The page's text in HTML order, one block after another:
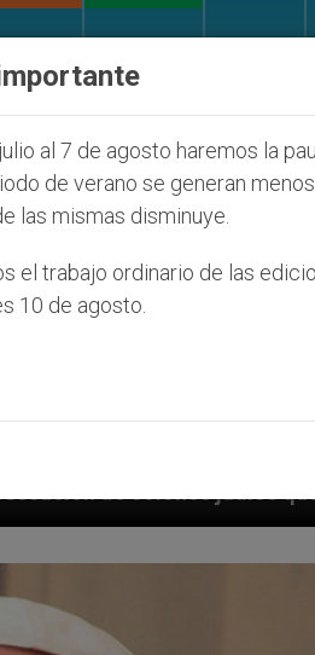
afecta a cristianos (y no
al 7 de agosto haremos la
de verano se generan
las mismas disminuye.
el trabajo ordinario de las
10 de agosto.